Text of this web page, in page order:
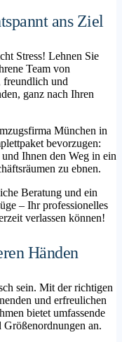
ans Ziel
Stress! Lehnen Sie
Team von
und
ganz nach Ihren
München in
bevorzugen:
Ihnen den Weg in ein
zu ebnen.
Beratung und ein
– Ihr professionelles
verlassen können!
Händen
sein. Mit der richtigen
und erfreulichen
bietet umfassende
an.